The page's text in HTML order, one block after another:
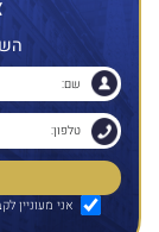
אני מעוניין